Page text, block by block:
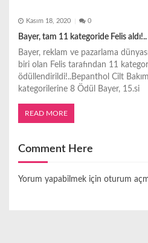
Kasım 18, 2020 0
Bayer, tam 11 kategoride Felis aldı!..
Bayer, reklam ve pazarlama
biri olan Felis tarafından 11
ödüllendirildi!..Bepanthol Cilt
kategorilerine 8 Ödül Bayer, 15.si
READ MORE
Comment Here
Yorum yapabilmek için oturum